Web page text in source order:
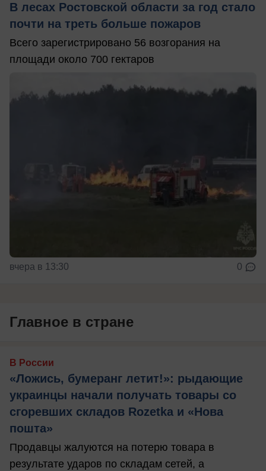
В лесах Ростовской области за год стало
почти на треть больше пожаров
Всего зарегистрировано 56 возгорания на
площади около 700 гектаров
вчера в 13:30 0
Главное в стране
В России
«Ложись, бумеранг летит!»: рыдающие
украинцы начали получать товары со
сгоревших складов Rozetka и «Нова
пошта»
Продавцы жалуются на потерю товара в
результате ударов по складам сетей, а